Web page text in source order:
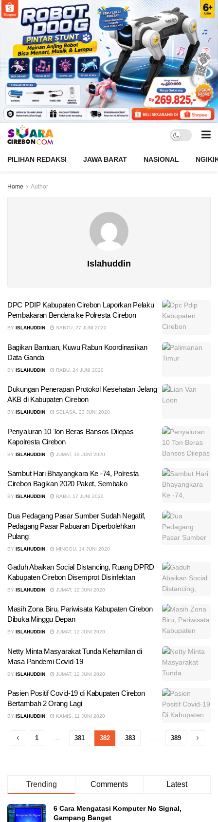
PILIHAN REDAKSI JAWA BARAT NASIONAL
Home Author
Islahuddin
DPC PDIP Kabupaten Cirebon Laporkan Pelaku
Pembakaran Bendera ke Polresta Cirebon
BY ISLAHUDDIN SABTU, 27 JUNI 2020
Bagikan Bantuan, Kuwu Rabun Koordinasikan
Data Ganda
BY ISLAHUDDIN RABU, 24 JUNI 2020
Dukungan Penerapan Protokol Kesehatan Jelang
AKB di Kabupaten Cirebon
BY ISLAHUDDIN SELASA, 23 JUNI 2020
Penyaluran 10 Ton Beras Bansos Dilepas
Kapolresta Cirebon
BY ISLAHUDDIN JUMAT, 19 JUNI 2020
Sambut Hari Bhayangkara Ke -74, Polresta
Cirebon Bagikan 2020 Paket, Sembako
BY ISLAHUDDIN RABU, 17 JUNI 2020
Dua Pedagang Pasar Sumber Sudah Negatif,
Pedagang Pasar Pabuaran Diperbolehkan
Pulang
BY ISLAHUDDIN MINGGU, 14 JUNI 2020
Gaduh Abaikan Social Distancing, Ruang DPRD
Kabupaten Cirebon Disemprot Disinfektan
BY ISLAHUDDIN JUMAT, 12 JUNI 2020
Masih Zona Biru, Pariwisata Kabupaten Cirebon
Dibuka Minggu Depan
BY ISLAHUDDIN JUMAT, 12 JUNI 2020
Netty Minta Masyarakat Tunda Kehamilan di
Masa Pandemi Covid-19
BY ISLAHUDDIN JUMAT, 12 JUNI 2020
Pasien Positif Covid-19 di Kabupaten Cirebon
Bertambah 2 Orang Lagi
BY ISLAHUDDIN KAMIS, 11 JUNI 2020
1 381 382 383 389
Trending Comments Latest
6 Cara Mengatasi Komputer No Signal,
Gampang Banget